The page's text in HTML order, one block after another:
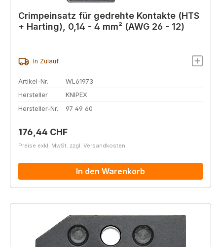
Crimpeinsatz für gedrehte Kontakte (HTS
+ Harting), 0,14 - 4 mm² (AWG 26 - 12)
In Zulauf
Artikel-Nr.
WL61973
Hersteller
KNIPEX
Hersteller-Nr.
97 49 60
Regulärer Preis:
176,44 CHF
Preise exkl. MwSt. zzgl. Versandkosten
In den Warenkorb